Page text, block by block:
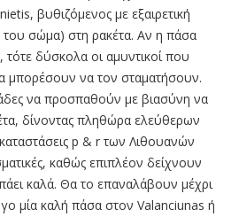
βυθιζόμενος με εξαιρετική
του σώμα) στη ρακέτα. Αν η πάσα
δύσκολα οι αμυντικοί που
μπορέσουν να τον σταματήσουν.
να προσπαθούν με βιασύνη να
δίνοντας πληθώρα ελεύθερων
p & r των Λιθουανών
καθώς επιπλέον δείχνουν
καλά. Θα το επαναλάβουν μέχρι
μία καλή πάσα στον Valanciunas ή